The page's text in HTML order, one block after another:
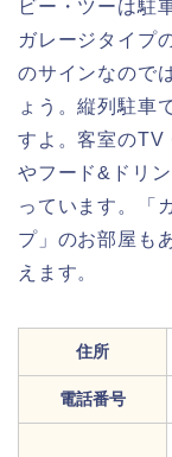
ビー・ツーは駐
ガレージタイプ
のサインなので
ょう。縦列駐車
すよ。客室のTV
やフード&ドリ
っています。「
プ」のお部屋も
えます。
住所
電話番号